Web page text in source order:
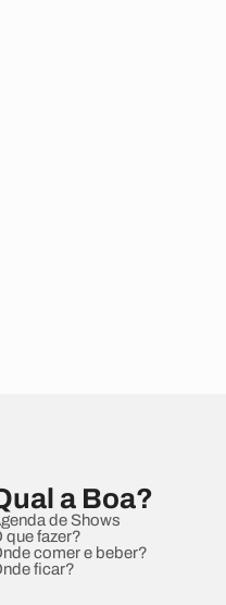
a Boa?
de Shows
que fazer?
comer e beber?
ficar?